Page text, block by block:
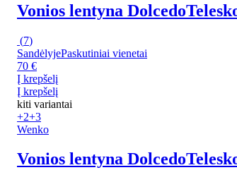
Vonios lentyna Dolcedo
(7)
SandėlyjePaskutiniai vienetai
70 €
Į krepšelį
Į krepšelį
kiti variantai
+2+3
Wenko
Vonios lentyna Dolcedo